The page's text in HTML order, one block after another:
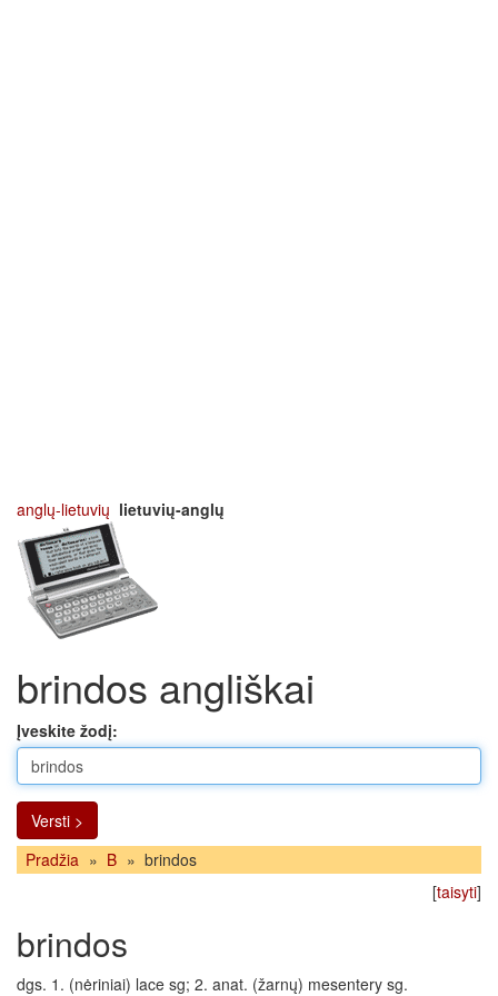
anglų-lietuvių lietuvių-anglų
brindos angliškai
Įveskite žodį:
Versti >
Pradžia » B » brindos
[taisyti]
brindos
dgs. 1. (nėriniai) lace sg; 2. anat. (žarnų) mesentery sg.